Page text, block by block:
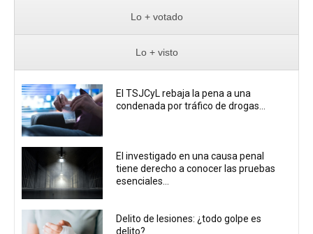
Lo + votado
Lo + visto
El TSJCyL rebaja la pena a una
condenada por tráfico de drogas...
El investigado en una causa penal
tiene derecho a conocer las pruebas
esenciales...
Delito de lesiones: ¿todo golpe es
delito?